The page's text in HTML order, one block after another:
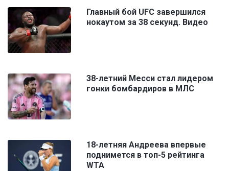
Главный бой UFC завершился
нокаутом за 38 секунд. Видео
38-летний Месси стал лидером
гонки бомбардиров в МЛС
18-летняя Андреева впервые
поднимется в топ-5 рейтинга
WTA